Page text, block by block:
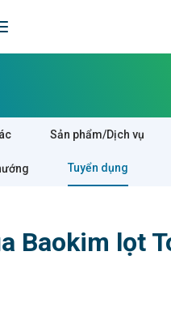
Sản phẩm/Dịch vụ
Tuyển dụng
Baokim lọt